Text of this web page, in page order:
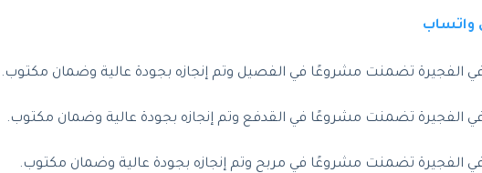
واتساب
الفجيرة تضمنت مشروعًا في الفصيل وتم إنجازه بجودة عالية وضمان مكتوب.
الفجيرة تضمنت مشروعًا في القدفع وتم إنجازه بجودة عالية وضمان مكتوب.
الفجيرة تضمنت مشروعًا في مربح وتم إنجازه بجودة عالية وضمان مكتوب.